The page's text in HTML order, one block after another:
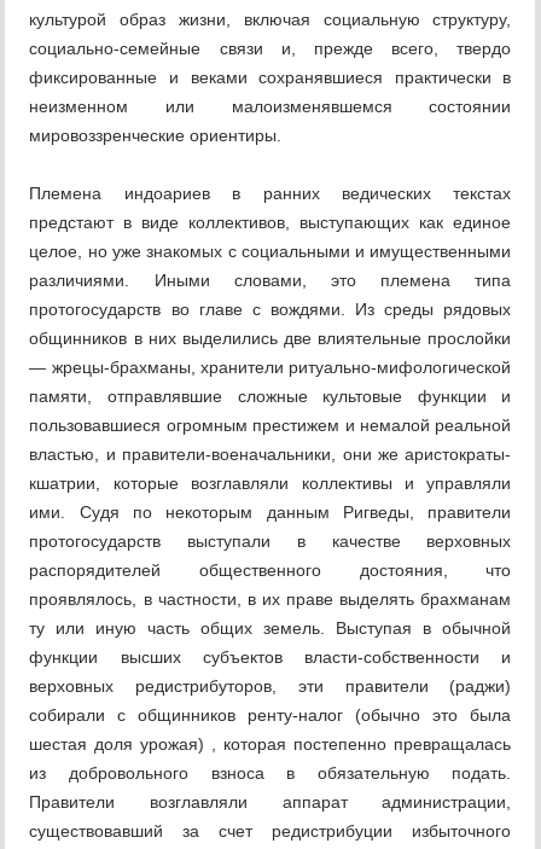
культурой образ жизни, включая социальную структуру,
социально-семейные связи и, прежде всего, твердо
фиксированные и веками сохранявшиеся практически в
неизменном или малоизменявшемся состоянии
мировоззренческие ориентиры.
Племена индоариев в ранних ведических текстах
предстают в виде коллективов, выступающих как единое
целое, но уже знакомых с социальными и имущественными
различиями. Иными словами, это племена типа
протогосударств во главе с вождями. Из среды рядовых
общинников в них выделились две влиятельные прослойки
— жрецы-брахманы, хранители ритуально-мифологической
памяти, отправлявшие сложные культовые функции и
пользовавшиеся огромным престижем и немалой реальной
властью, и правители-военачальники, они же аристократы-
кшатрии, которые возглавляли коллективы и управляли
ими. Судя по некоторым данным Ригведы, правители
протогосударств выступали в качестве верховных
распорядителей общественного достояния, что
проявлялось, в частности, в их праве выделять брахманам
ту или иную часть общих земель. Выступая в обычной
функции высших субъектов власти-собственности и
верховных редистрибуторов, эти правители (раджи)
собирали с общинников ренту-налог (обычно это была
шестая доля урожая) , которая постепенно превращалась
из добровольного взноса в обязательную подать.
Правители возглавляли аппарат администрации,
существовавший за счет редистрибуции избыточного